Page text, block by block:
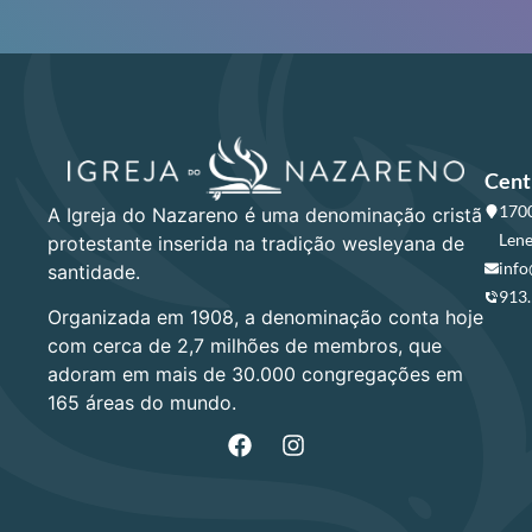
A Igreja do Nazareno é uma denominação cristã
protestante inserida na tradição wesleyana de
santidade.
Organizada em 1908, a denominação conta hoje
com cerca de 2,7 milhões de membros, que
adoram em mais de 30.000 congregações em
165 áreas do mundo.